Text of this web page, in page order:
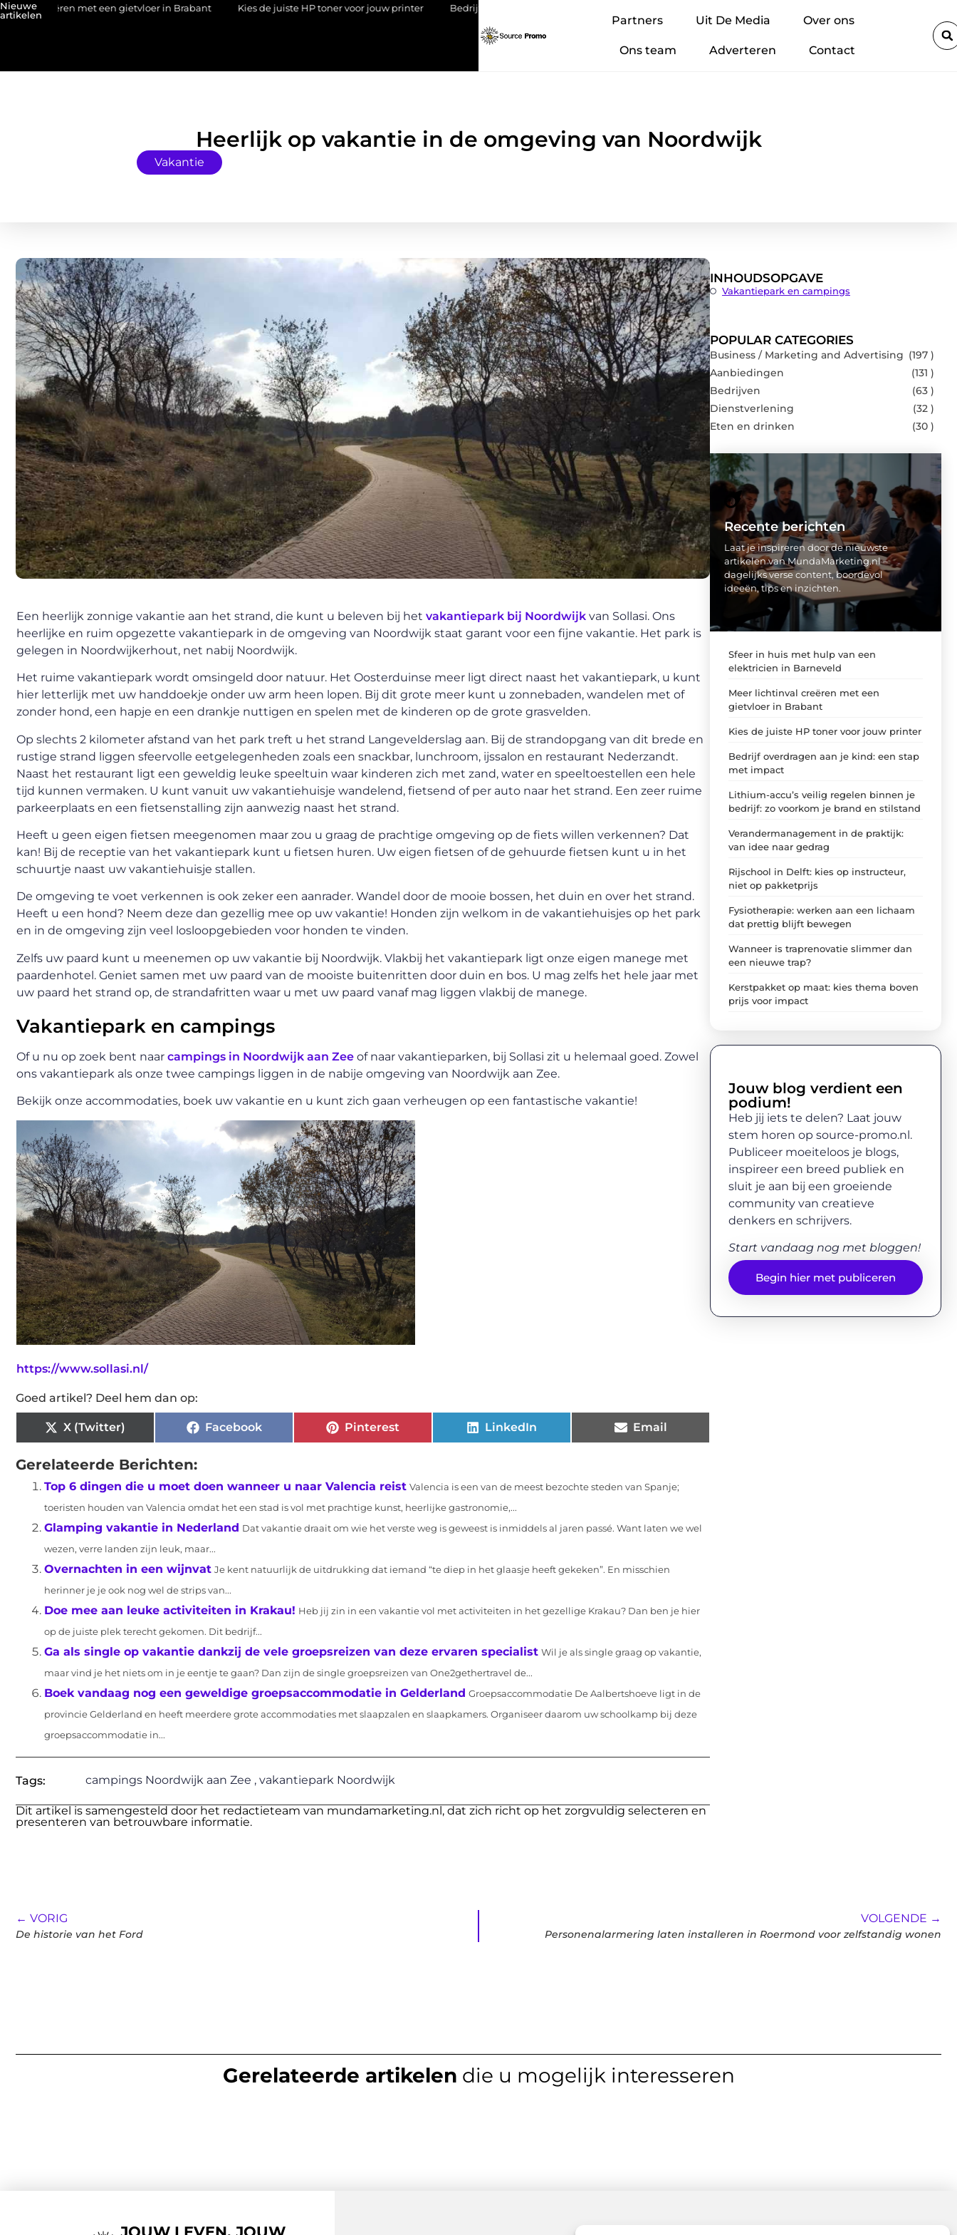
Nieuwe
artikelen
met een gietvloer in Brabant Kies de juiste HP toner voor jouw printer Bedrijf overdragen aan je kind: een stap met impact
Partners Uit De Media Over ons
Ons team Adverteren Contact
Heerlijk op vakantie in de omgeving van Noordwijk
Vakantie
Een heerlijk zonnige vakantie aan het strand, die kunt u beleven bij het vakantiepark bij Noordwijk van Sollasi. Ons
heerlijke en ruim opgezette vakantiepark in de omgeving van Noordwijk staat garant voor een fijne vakantie. Het park is
gelegen in Noordwijkerhout, net nabij Noordwijk.
Het ruime vakantiepark wordt omsingeld door natuur. Het Oosterduinse meer ligt direct naast het vakantiepark, u kunt
hier letterlijk met uw handdoekje onder uw arm heen lopen. Bij dit grote meer kunt u zonnebaden, wandelen met of
zonder hond, een hapje en een drankje nuttigen en spelen met de kinderen op de grote grasvelden.
Op slechts 2 kilometer afstand van het park treft u het strand Langevelderslag aan. Bij de strandopgang van dit brede en
rustige strand liggen sfeervolle eetgelegenheden zoals een snackbar, lunchroom, ijssalon en restaurant Nederzandt.
Naast het restaurant ligt een geweldig leuke speeltuin waar kinderen zich met zand, water en speeltoestellen een hele
tijd kunnen vermaken. U kunt vanuit uw vakantiehuisje wandelend, fietsend of per auto naar het strand. Een zeer ruime
parkeerplaats en een fietsenstalling zijn aanwezig naast het strand.
Heeft u geen eigen fietsen meegenomen maar zou u graag de prachtige omgeving op de fiets willen verkennen? Dat
kan! Bij de receptie van het vakantiepark kunt u fietsen huren. Uw eigen fietsen of de gehuurde fietsen kunt u in het
schuurtje naast uw vakantiehuisje stallen.
De omgeving te voet verkennen is ook zeker een aanrader. Wandel door de mooie bossen, het duin en over het strand.
Heeft u een hond? Neem deze dan gezellig mee op uw vakantie! Honden zijn welkom in de vakantiehuisjes op het park
en in de omgeving zijn veel losloopgebieden voor honden te vinden.
Zelfs uw paard kunt u meenemen op uw vakantie bij Noordwijk. Vlakbij het vakantiepark ligt onze eigen manege met
paardenhotel. Geniet samen met uw paard van de mooiste buitenritten door duin en bos. U mag zelfs het hele jaar met
uw paard het strand op, de strandafritten waar u met uw paard vanaf mag liggen vlakbij de manege.
Vakantiepark en campings
Of u nu op zoek bent naar campings in Noordwijk aan Zee of naar vakantieparken, bij Sollasi zit u helemaal goed. Zowel
ons vakantiepark als onze twee campings liggen in de nabije omgeving van Noordwijk aan Zee.
Bekijk onze accommodaties, boek uw vakantie en u kunt zich gaan verheugen op een fantastische vakantie!
https://www.sollasi.nl/
Goed artikel? Deel hem dan op:
X (Twitter) Facebook Pinterest LinkedIn Email
Gerelateerde Berichten:
Top 6 dingen die u moet doen wanneer u naar Valencia reist Valencia is een van de meest bezochte steden van Spanje;
toeristen houden van Valencia omdat het een stad is vol met prachtige kunst, heerlijke gastronomie,...
Glamping vakantie in Nederland Dat vakantie draait om wie het verste weg is geweest is inmiddels al jaren passé. Want laten we wel
wezen, verre landen zijn leuk, maar...
Overnachten in een wijnvat Je kent natuurlijk de uitdrukking dat iemand “te diep in het glaasje heeft gekeken”. En misschien
herinner je je ook nog wel de strips van...
Doe mee aan leuke activiteiten in Krakau! Heb jij zin in een vakantie vol met activiteiten in het gezellige Krakau? Dan ben je hier
op de juiste plek terecht gekomen. Dit bedrijf...
Ga als single op vakantie dankzij de vele groepsreizen van deze ervaren specialist Wil je als single graag op vakantie,
maar vind je het niets om in je eentje te gaan? Dan zijn de single groepsreizen van One2gethertravel de...
Boek vandaag nog een geweldige groepsaccommodatie in Gelderland Groepsaccommodatie De Aalbertshoeve ligt in de
provincie Gelderland en heeft meerdere grote accommodaties met slaapzalen en slaapkamers. Organiseer daarom uw schoolkamp bij deze
groepsaccommodatie in...
Tags: campings Noordwijk aan Zee , vakantiepark Noordwijk
Dit artikel is samengesteld door het redactieteam van mundamarketing.nl, dat zich richt op het zorgvuldig selecteren en
presenteren van betrouwbare informatie.
INHOUDSOPGAVE
Vakantiepark en campings
POPULAR CATEGORIES
Business / Marketing and Advertising (197 )
Aanbiedingen
(131 )
Bedrijven
(63 )
Dienstverlening
(32 )
Eten en drinken
(30 )
Recente berichten
Laat je inspireren door de nieuwste
artikelen van MundaMarketing.nl –
dagelijks verse content, boordevol
ideeën, tips en inzichten.
Sfeer in huis met hulp van een
elektricien in Barneveld
Meer lichtinval creëren met een
gietvloer in Brabant
Kies de juiste HP toner voor jouw printer
Bedrijf overdragen aan je kind: een stap
met impact
Lithium-accu’s veilig regelen binnen je
bedrijf: zo voorkom je brand en stilstand
Verandermanagement in de praktijk:
van idee naar gedrag
Rijschool in Delft: kies op instructeur,
niet op pakketprijs
Fysiotherapie: werken aan een lichaam
dat prettig blijft bewegen
Wanneer is traprenovatie slimmer dan
een nieuwe trap?
Kerstpakket op maat: kies thema boven
prijs voor impact
Jouw blog verdient een
podium!
Heb jij iets te delen? Laat jouw
stem horen op source-promo.nl.
Publiceer moeiteloos je blogs,
inspireer een breed publiek en
sluit je aan bij een groeiende
community van creatieve
denkers en schrijvers.
Start vandaag nog met bloggen!
Begin hier met publiceren
← VORIG
De historie van het Ford
VOLGENDE →
Personenalarmering laten installeren in Roermond voor zelfstandig wonen
Gerelateerde artikelen die u mogelijk interesseren